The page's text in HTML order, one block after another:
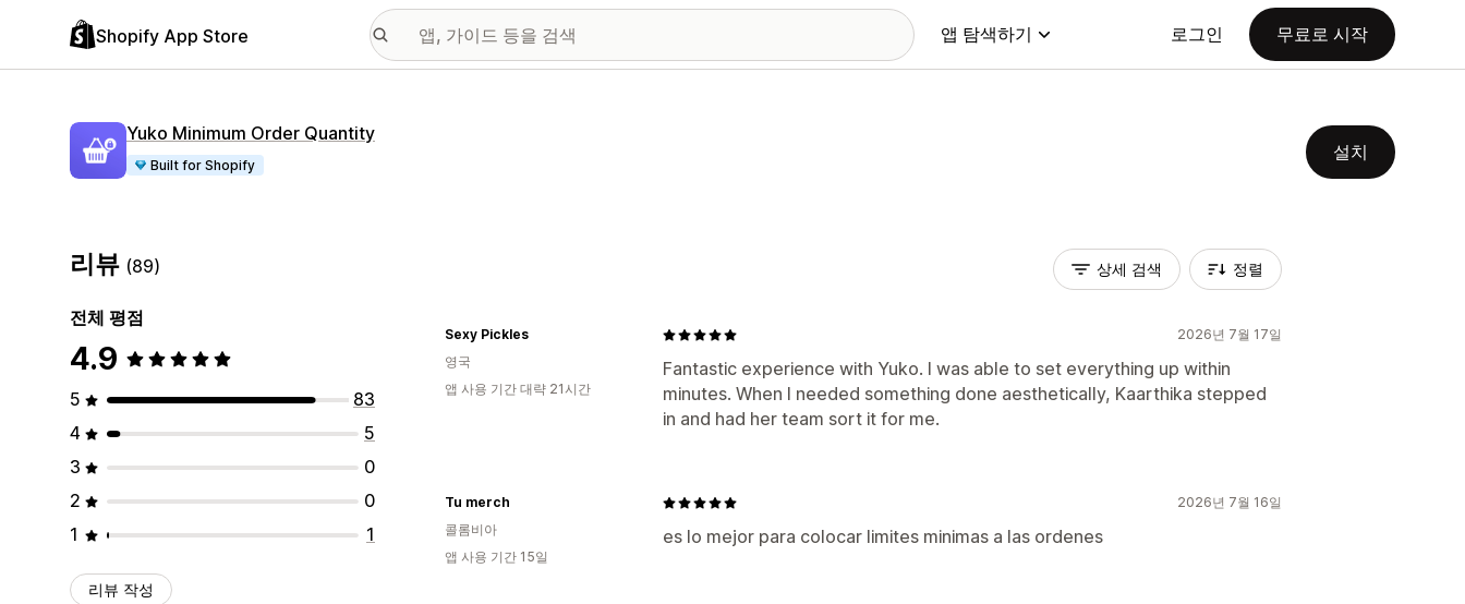
Shopify App Store 앱 탐색하기 로그인 무료로 시작
Yuko Minimum Order Quantity
Built for Shopify
설치
리뷰 (89)
전체 평점
4.9
5
83
4
5
3
0
2
0
1
1
리뷰 작성
상세 검색 정렬
2026년 7월 17일
Fantastic experience with Yuko. I was able to set everything up within
minutes. When I needed something done aesthetically, Kaarthika stepped
in and had her team sort it for me.
Sexy Pickles
영국
앱 사용 기간 대략 21시간
2026년 7월 16일
es lo mejor para colocar limites minimas a las ordenes
Tu merch
콜롬비아
앱 사용 기간 15일